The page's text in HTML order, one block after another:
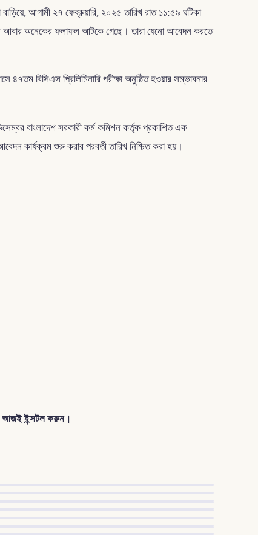
আগামী ২৭ ফেব্রুয়ারি, ২০২৫ তারিখ রাত ১১:৫৯ ঘটিকা
আবার অনেকের ফলাফল আটকে গেছে। তারা যেনো আবেদন করতে
বিসিএস প্রিলিমিনারি পরীক্ষা অনুষ্ঠিত হওয়ার সম্ভাবনার
বাংলাদেশ সরকারী কর্ম কমিশন কর্তৃক প্রকাশিত এক
কার্যক্রম শুরু করার পরবর্তী তারিখ নিশ্চিত করা হয়।
আজই ইন্সটল করুন।